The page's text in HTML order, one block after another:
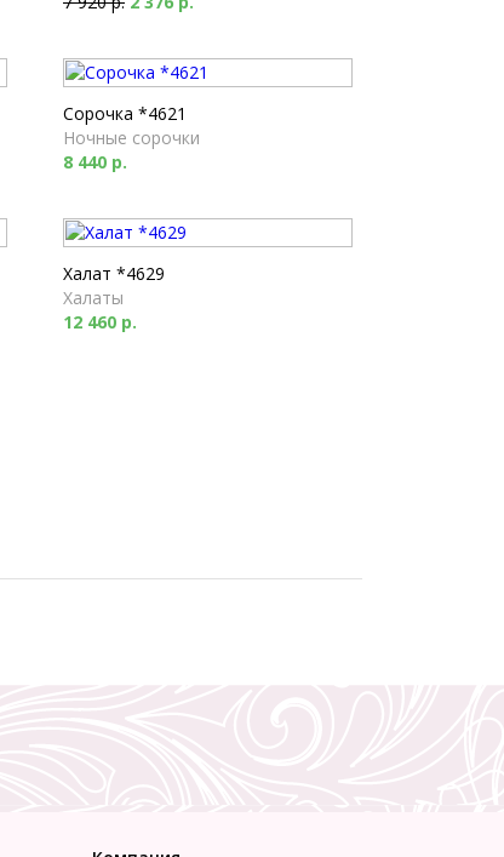
Сорочка *4621
Ночные сорочки
8 440 р.
Халат *4629
Халаты
12 460 р.